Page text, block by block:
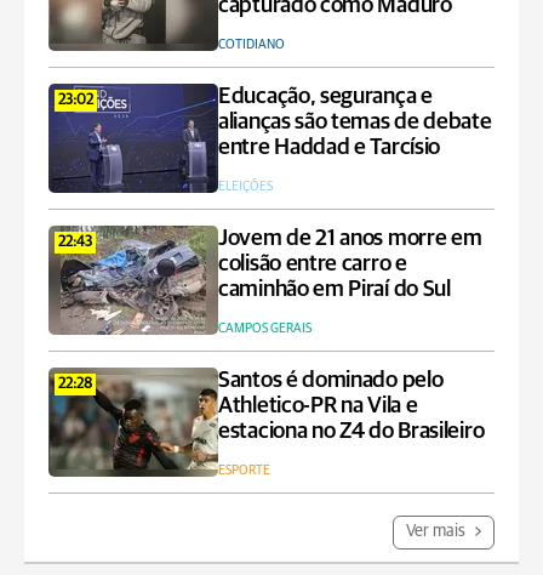
capturado como Maduro
COTIDIANO
23:02
Educação, segurança e
alianças são temas de debate
entre Haddad e Tarcísio
ELEIÇÕES
22:43
Jovem de 21 anos morre em
colisão entre carro e
caminhão em Piraí do Sul
CAMPOS GERAIS
22:28
Santos é dominado pelo
Athletico-PR na Vila e
estaciona no Z4 do Brasileiro
ESPORTE
Ver mais